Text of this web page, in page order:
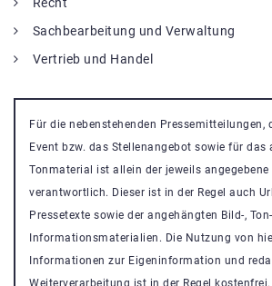
Recht
Sachbearbeitung und Verwaltung
Vertrieb und Handel
Für die nebenstehenden Pressemitteilungen,
Event bzw. das Stellenangebot sowie für das
Tonmaterial ist allein der jeweils angegebene
verantwortlich. Dieser ist in der Regel auch
Pressetexte sowie der angehängten Bild-,
Informationsmaterialien. Die Nutzung von
Informationen zur Eigeninformation und